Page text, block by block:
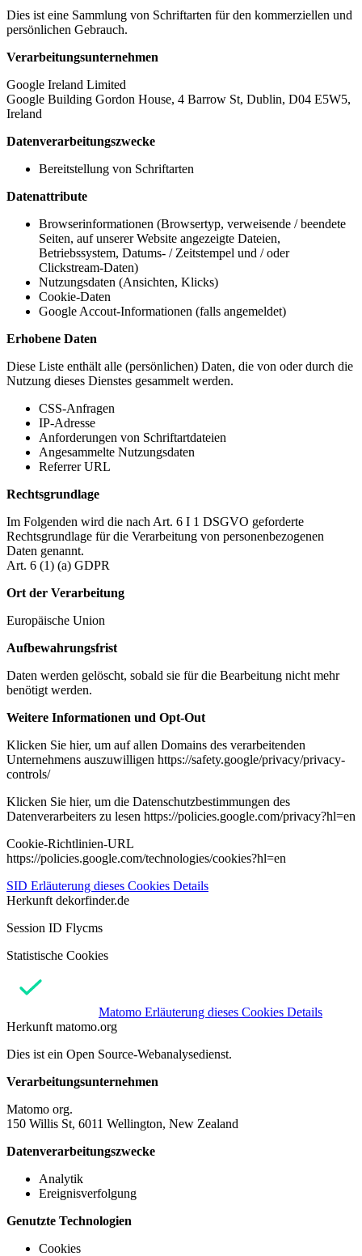
Dies ist eine Sammlung von Schriftarten für den kommerziellen und
persönlichen Gebrauch.
Verarbeitungsunternehmen
Google Ireland Limited
Google Building Gordon House, 4 Barrow St, Dublin, D04 E5W5,
Ireland
Datenverarbeitungszwecke
Bereitstellung von Schriftarten
Datenattribute
Browserinformationen (Browsertyp, verweisende / beendete
Seiten, auf unserer Website angezeigte Dateien,
Betriebssystem, Datums- / Zeitstempel und / oder
Clickstream-Daten)
Nutzungsdaten (Ansichten, Klicks)
Cookie-Daten
Google Accout-Informationen (falls angemeldet)
Erhobene Daten
Diese Liste enthält alle (persönlichen) Daten, die von oder durch die
Nutzung dieses Dienstes gesammelt werden.
CSS-Anfragen
IP-Adresse
Anforderungen von Schriftartdateien
Angesammelte Nutzungsdaten
Referrer URL
Rechtsgrundlage
Im Folgenden wird die nach Art. 6 I 1 DSGVO geforderte
Rechtsgrundlage für die Verarbeitung von personenbezogenen
Daten genannt.
Art. 6 (1) (a) GDPR
Ort der Verarbeitung
Europäische Union
Aufbewahrungsfrist
Daten werden gelöscht, sobald sie für die Bearbeitung nicht mehr
benötigt werden.
Weitere Informationen und Opt-Out
Klicken Sie hier, um auf allen Domains des verarbeitenden
Unternehmens auszuwilligen https://safety.google/privacy/privacy-
controls/
Klicken Sie hier, um die Datenschutzbestimmungen des
Datenverarbeiters zu lesen https://policies.google.com/privacy?hl=en
Cookie-Richtlinien-URL
https://policies.google.com/technologies/cookies?hl=en
SID Erläuterung dieses Cookies Details
Herkunft dekorfinder.de
Session ID Flycms
Statistische Cookies
Matomo Erläuterung dieses Cookies Details
Herkunft matomo.org
Dies ist ein Open Source-Webanalysedienst.
Verarbeitungsunternehmen
Matomo org.
150 Willis St, 6011 Wellington, New Zealand
Datenverarbeitungszwecke
Analytik
Ereignisverfolgung
Genutzte Technologien
Cookies